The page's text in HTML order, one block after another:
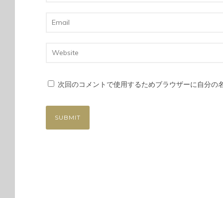
次回のコメントで使用するためブラウザーに自分の